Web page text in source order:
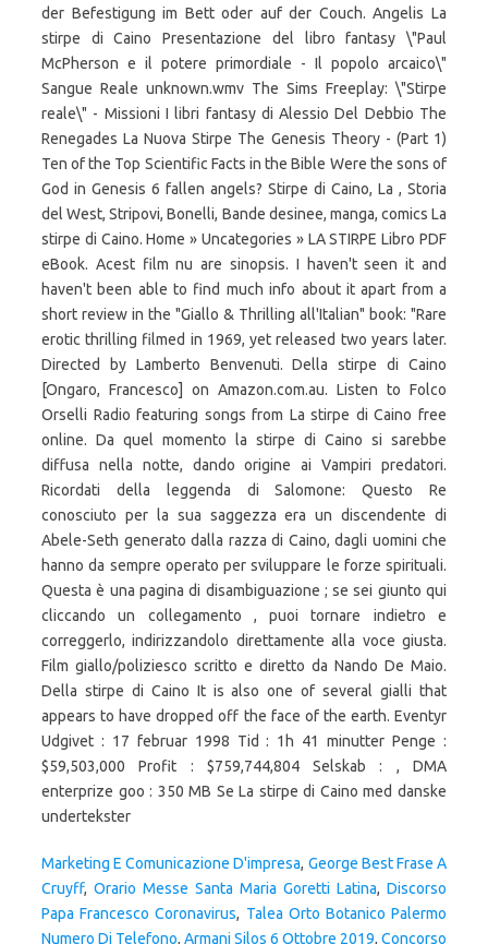
der Befestigung im Bett oder auf der Couch. Angelis La
stirpe di Caino Presentazione del libro fantasy \"Paul
McPherson e il potere primordiale - Il popolo arcaico\"
Sangue Reale unknown.wmv The Sims Freeplay: \"Stirpe
reale\" - Missioni I libri fantasy di Alessio Del Debbio The
Renegades La Nuova Stirpe The Genesis Theory - (Part 1)
Ten of the Top Scientific Facts in the Bible Were the sons of
God in Genesis 6 fallen angels? Stirpe di Caino, La , Storia
del West, Stripovi, Bonelli, Bande desinee, manga, comics La
stirpe di Caino. Home » Uncategories » LA STIRPE Libro PDF
eBook. Acest film nu are sinopsis. I haven't seen it and
haven't been able to find much info about it apart from a
short review in the "Giallo & Thrilling all'Italian" book: "Rare
erotic thrilling filmed in 1969, yet released two years later.
Directed by Lamberto Benvenuti. Della stirpe di Caino
[Ongaro, Francesco] on Amazon.com.au. Listen to Folco
Orselli Radio featuring songs from La stirpe di Caino free
online. Da quel momento la stirpe di Caino si sarebbe
diffusa nella notte, dando origine ai Vampiri predatori.
Ricordati della leggenda di Salomone: Questo Re
conosciuto per la sua saggezza era un discendente di
Abele-Seth generato dalla razza di Caino, dagli uomini che
hanno da sempre operato per sviluppare le forze spirituali.
Questa è una pagina di disambiguazione ; se sei giunto qui
cliccando un collegamento , puoi tornare indietro e
correggerlo, indirizzandolo direttamente alla voce giusta.
Film giallo/poliziesco scritto e diretto da Nando De Maio.
Della stirpe di Caino It is also one of several gialli that
appears to have dropped off the face of the earth. Eventyr
Udgivet : 17 februar 1998 Tid : 1h 41 minutter Penge :
$59,503,000 Profit : $759,744,804 Selskab : , DMA
enterprize goo : 350 MB Se La stirpe di Caino med danske
undertekster
Marketing E Comunicazione D'impresa, George Best Frase A
Cruyff, Orario Messe Santa Maria Goretti Latina, Discorso
Papa Francesco Coronavirus, Talea Orto Botanico Palermo
Numero Di Telefono, Armani Silos 6 Ottobre 2019, Concorso